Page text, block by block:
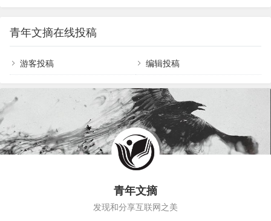
部门主管，是一个相貌普通、性格比较“闷”的女生。
刚认识不久，我就发现她非常喜欢“甩脸子”，脾气来
得飞快。有一次，我筛选完招聘简历，就问她“面试
时间确定在哪天”，谁知她瞥我一眼，拉着脸继续做
因为我俩工位离得很近，我发现她几乎每天都拉…
青年文摘在线投稿
游客投稿 编辑投稿
青年文摘
发现和分享互联网之美